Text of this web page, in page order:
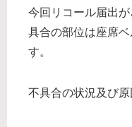
今回リコール届出
具合の部位は座席
す。
不具合の状況及び原